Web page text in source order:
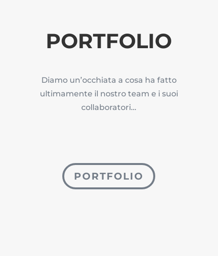
PORTFOLIO
Diamo un’occhiata a cosa ha fatto
ultimamente il nostro team e i suoi
collaboratori…
PORTFOLIO